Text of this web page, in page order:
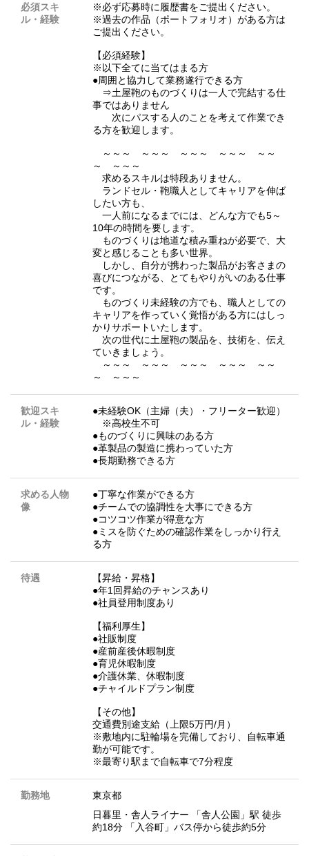
必須スキ
ル・経験
※必ず応募時に履歴書をご提出ください。
※過去の作品（ポートフォリオ）がある方は
ご提出ください。
【必須経験】
※以下全てに当てはまる方
●周囲と協力して業務遂行できる方
⇒土屋鞄のものづくりは一人で完結する仕
事ではありません
次にパスする人のことを考えて作業でき
る方を歓迎します。
～～～ ～～～ ～～～ ～～～ ～～
～ ～～～
求めるスキルは特段ありません。
ランドセル・鞄職人としてキャリアを伸ば
したい方も、
一人前になるまでには、どんな方でも5～
10年の時間を要します。
ものづくりは地道な積み重ねが必要で、大
変と感じることも多い世界。
しかし、自分が携わった製品がお客さまの
喜びにつながる、とてもやりがいのある仕事
です。
ものづくり未経験の方でも、職人としての
キャリアを作っていく覚悟がある方にはしっ
かりサポートいたします。
次の世代に土屋鞄の製品を、技術を、伝え
ていきましょう。
～～～ ～～～ ～～～ ～～～ ～～
～ ～～～
歓迎スキ
ル・経験
●未経験OK（主婦（夫）・フリーター歓迎）
※高校生不可
●ものづくりに興味のある方
●革製品の製造に携わっていた方
●長期勤務できる方
求める人物
像
●丁寧な作業ができる方
●チームでの協調性を大事にできる方
●コツコツ作業が得意な方
●ミスを防ぐための確認作業をしっかり行え
る方
待遇
【昇給・昇格】
●年1回昇給のチャンスあり
●社員登用制度あり
【福利厚生】
●社販制度
●産前産後休暇制度
●育児休暇制度
●介護休業、休暇制度
●チャイルドプラン制度
【その他】
交通費別途支給（上限5万円/月）
※敷地内に駐輪場を完備しており、自転車通
勤が可能です。
※最寄り駅まで自転車で7分程度
勤務地
東京都
日暮里・舎人ライナー 「舎人公園」駅 徒歩
約18分 「入谷町」バス停から徒歩約5分